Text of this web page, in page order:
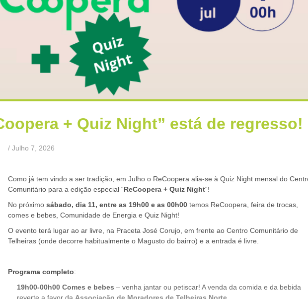
+ Quiz Night” está de regresso!
/ Julho 7, 2026
Como já tem vindo a ser tradição, em Julho o ReCoopera alia-se à Quiz Night mensal do
Comunitário para a edição especial “ReCoopera + Quiz Night“!
No próximo sábado, dia 11, entre as 19h00 e as 00h00 temos ReCoopera, feira de trocas,
comes e bebes, Comunidade de Energia e Quiz Night!
O evento terá lugar ao ar livre, na Praceta José Corujo, em frente ao Centro Comunitário de
Telheiras (onde decorre habitualmente o Magusto do bairro) e a entrada é livre.
Programa completo:
19h00-00h00 Comes e bebes – venha jantar ou petiscar! A venda da comida e da bebida
reverte a favor da Associação de Moradores de Telheiras Norte